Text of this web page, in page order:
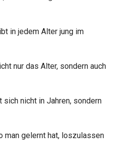
in jedem Alter jung im
nur das Alter, sondern auch
nicht in Jahren, sondern
man gelernt hat, loszulassen